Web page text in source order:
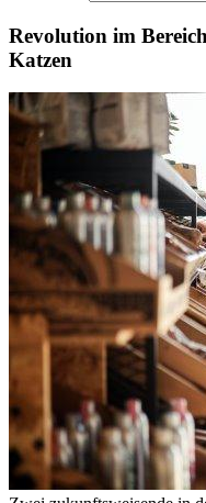
Revolution im
Katzen